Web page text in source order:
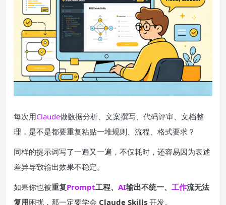
每次用Claude做数据分析、文案撰写、代码评审、文档整
理，是不是都要重复粘贴一堆规则、流程、格式要求？
同样的提示词写了一遍又一遍，不仅耗时，还容易因为表述
差异导致输出效果不稳定。
如果你也被重复Prompt工程、 AI输出不统一、 工作流无法
复用困扰，那一定要学会 Claude Skills 开发。